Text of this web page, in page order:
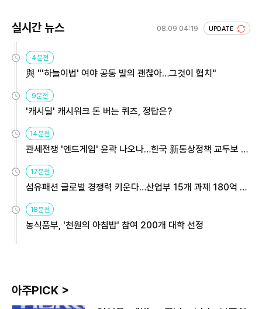
실시간 뉴스 08.09 04:19 UPDATE
4분전
與 "'하늘이법' 여야 공동 발의 괜찮아…그것이 협치"
9분전
'캐시딜' 캐시워크 돈 버는 퀴즈, 정답은?
14분전
관세전쟁 '엔드게임' 윤곽 나오나…한국 新통상정책 교두보 활
용해야
17분전
섬유패션 글로벌 경쟁력 키운다…산업부 15개 과제 180억 지
원
18분전
농식품부, '천원의 아침밥' 참여 200개 대학 선정
아주PICK >